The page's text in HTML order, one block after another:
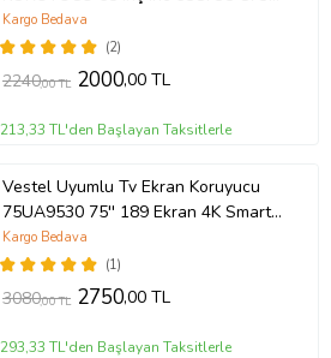
TCL QLED 4K TV
(2)
Kargo Bedava
2240,00 TL 2000,00 TL
213,33 TL'den Başlayan Taksitlerle
Vestel Uyumlu Tv Ekran Koruyucu
75UA9530 75'' 189 Ekran 4K Smart
Android TV
(1)
Kargo Bedava
3080,00 TL 2750,00 TL
293,33 TL'den Başlayan Taksitlerle